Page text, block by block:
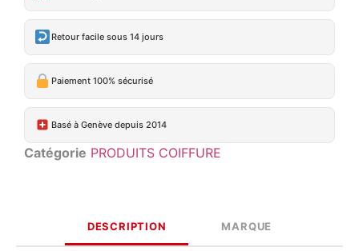
Retour facile sous 14 jours
Paiement 100% sécurisé
Basé à Genève depuis 2014
Catégorie PRODUITS COIFFURE
DESCRIPTION MARQUE